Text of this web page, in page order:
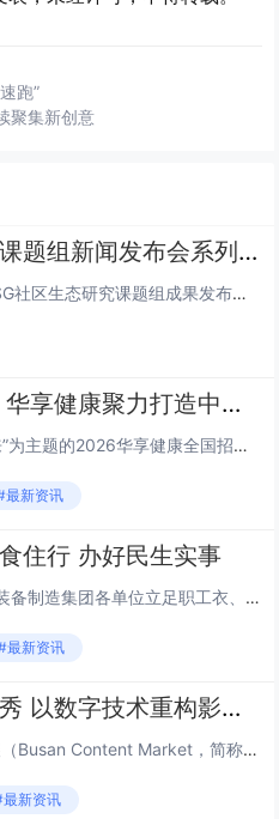
跑”
聚集新创意
民生ESG社区生态研究课题组新闻发布会系列 | 王栎篇
2026年7月30日，北京。民生ESG社区生态研究课题组成果发布会上，三公平台董事长王栎就平台核心定位、建设路径及未来规...
数智融合重构产业格局 华享健康聚力打造中医健康新生态
6月28日，以“数智中医 共启未来”为主题的2026华享健康全国招商发布会在山东济南举行。本次大会汇聚政府主管部门领导、...
最新资讯
住行 办好民生实事
民生连着民心，细节彰显温度。装备制造集团各单位立足职工衣、食、住、行日常生活需求，精准对接急难愁盼，推出一系列务实暖心举...
最新资讯
圆剧场共享平台釜山首秀 以数字技术重构影视产业新生态
近日，2026釜山国际影视节目展（Busan Content Market，简称BCM）在韩国釜山BEXCO会展中心盛大...
最新资讯